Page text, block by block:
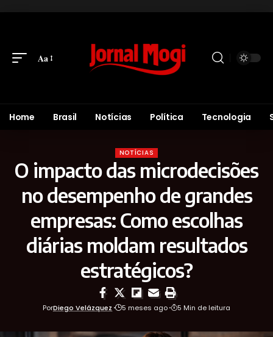
Aa
Home Brasil Notícias Política Tecnologia
NOTÍCIAS
O impacto das microdecisões
no desempenho de grandes
empresas: Como escolhas
diárias moldam resultados
estratégicos?
PorDiego Velázquez 5 meses ago 5 Min de leitura